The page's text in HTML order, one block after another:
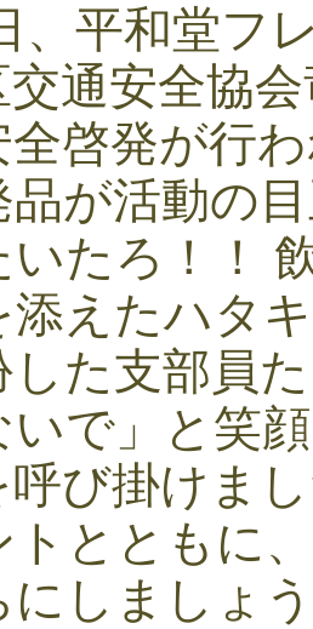
、平和堂フ
交通安全協
全啓発が行
品が活動の
いたろ！！
添えたハタ
した支部員
いで」と笑
呼び掛けま
トとともに
にしましょ